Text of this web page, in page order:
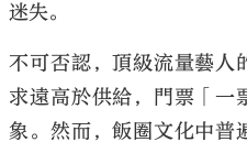
迷失。
不可否認，頂級流量藝人
求遠高於供給，門票「一
象。然而，飯圈文化中普